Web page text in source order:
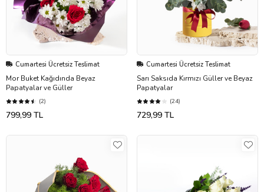
Cumartesi Ücretsiz Teslimat
Mor Buket Kağıdında Beyaz
Papatyalar ve Güller
(2)
799,99 TL
Cumartesi Ücretsiz Teslimat
Sarı Saksıda Kırmızı Güller ve Beyaz
Papatyalar
(24)
729,99 TL